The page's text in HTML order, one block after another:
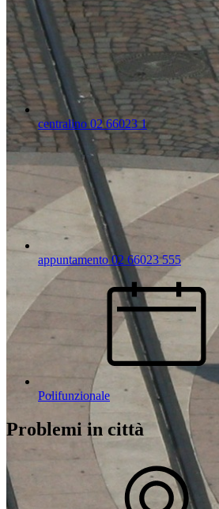
centralino 02 66023 1
appuntamento 02 66023 555
Polifunzionale
Problemi in città